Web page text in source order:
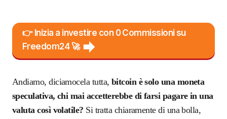
👉 Inizia a investire con 0 Commissioni su
Freedom24 🚀
Andiamo, diciamocela tutta, bitcoin è solo una moneta
speculativa, chi mai accetterebbe di farsi pagare in una
valuta così volatile? Si tratta chiaramente di una bolla,